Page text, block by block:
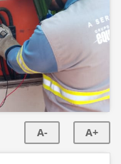
A- A+